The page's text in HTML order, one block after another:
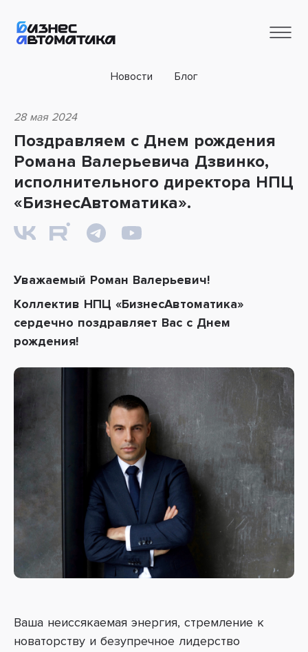
Новости Блог
28 мая 2024
Поздравляем с Днем рождения
Романа Валерьевича Дзвинко,
исполнительного директора НПЦ
«БизнесАвтоматика».
Уважаемый Роман Валерьевич!
Коллектив НПЦ «БизнесАвтоматика»
сердечно поздравляет Вас с Днем
рождения!
Ваша неиссякаемая энергия, стремление к
новаторству и безупречное лидерство